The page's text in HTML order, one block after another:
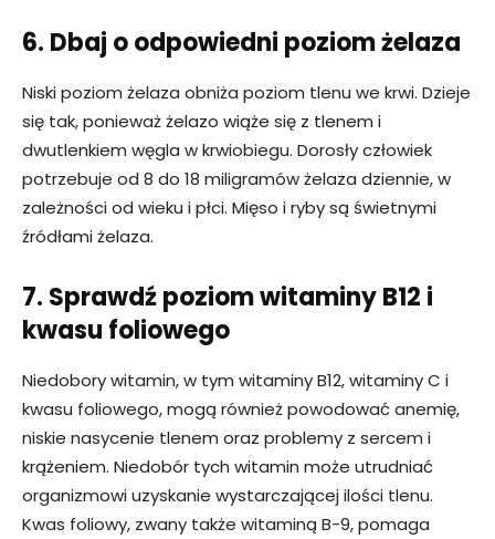
6. Dbaj o odpowiedni poziom żelaza
Niski poziom żelaza obniża poziom tlenu we krwi. Dzieje
się tak, ponieważ żelazo wiąże się z tlenem i
dwutlenkiem węgla w krwiobiegu. Dorosły człowiek
potrzebuje od 8 do 18 miligramów żelaza dziennie, w
zależności od wieku i płci. Mięso i ryby są świetnymi
źródłami żelaza.
7. Sprawdź poziom witaminy B12 i
kwasu foliowego
Niedobory witamin, w tym witaminy B12, witaminy C i
kwasu foliowego, mogą również powodować anemię,
niskie nasycenie tlenem oraz problemy z sercem i
krążeniem. Niedobór tych witamin może utrudniać
organizmowi uzyskanie wystarczającej ilości tlenu.
Kwas foliowy, zwany także witaminą B-9, pomaga